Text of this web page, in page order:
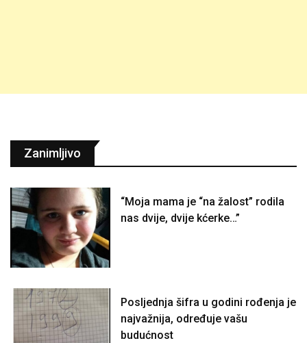
Zanimljivo
“Moja mama je “na žalost” rodila
nas dvije, dvije kćerke…”
Posljednja šifra u godini rođenja je
najvažnija, određuje vašu
budućnost